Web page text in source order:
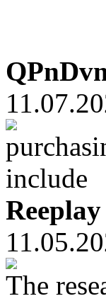
include
Reeplay
The